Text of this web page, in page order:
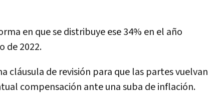
en que se distribuye ese 34% en el año
de 2022.
cláusula de revisión para que las partes vuelvan
compensación ante una suba de inflación.